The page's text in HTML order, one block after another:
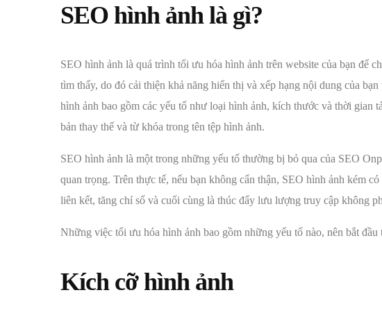
SEO hình ảnh là gì?
SEO hình ảnh là quá trình tối ưu hóa hình ảnh trên website của bạn để
tìm thấy, do đó cải thiện khả năng hiển thị và xếp hạng nội dung của
hình ảnh bao gồm các yếu tố như loại hình ảnh, kích thước và thời gian
bản thay thế và từ khóa trong tên tệp hình ảnh.
SEO hình ảnh là một trong những yếu tố thường bị bỏ qua của SEO
quan trọng. Trên thực tế, nếu bạn không cẩn thận, SEO hình ảnh kém
liên kết, tăng chỉ số và cuối cùng là thúc đẩy lưu lượng truy cập không
Những việc tối ưu hóa hình ảnh bao gồm những yếu tố nào, nên bắt
Kích cỡ hình ảnh